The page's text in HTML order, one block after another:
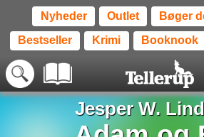
Nyheder Outlet Bøger
Bestseller Krimi Booknook
Jesper W.